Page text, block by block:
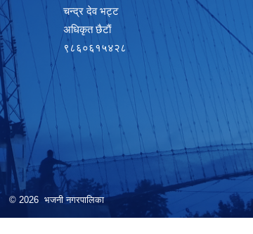
चन्द्र देव भट्ट
अधिकृत छैटाैं
९८६०६१५४२८
© 2026 भजनी नगरपालिका